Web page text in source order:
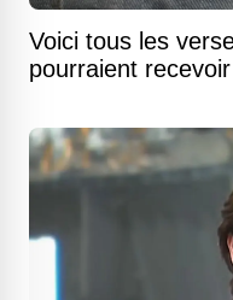
Voici tous les
pourraient